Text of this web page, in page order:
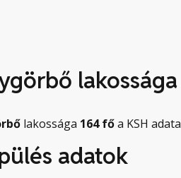
lakossága
lakossága 164 főa KSH
adatok